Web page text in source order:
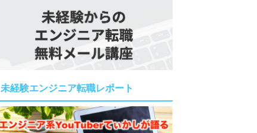
未経験エンジニア転職レポート